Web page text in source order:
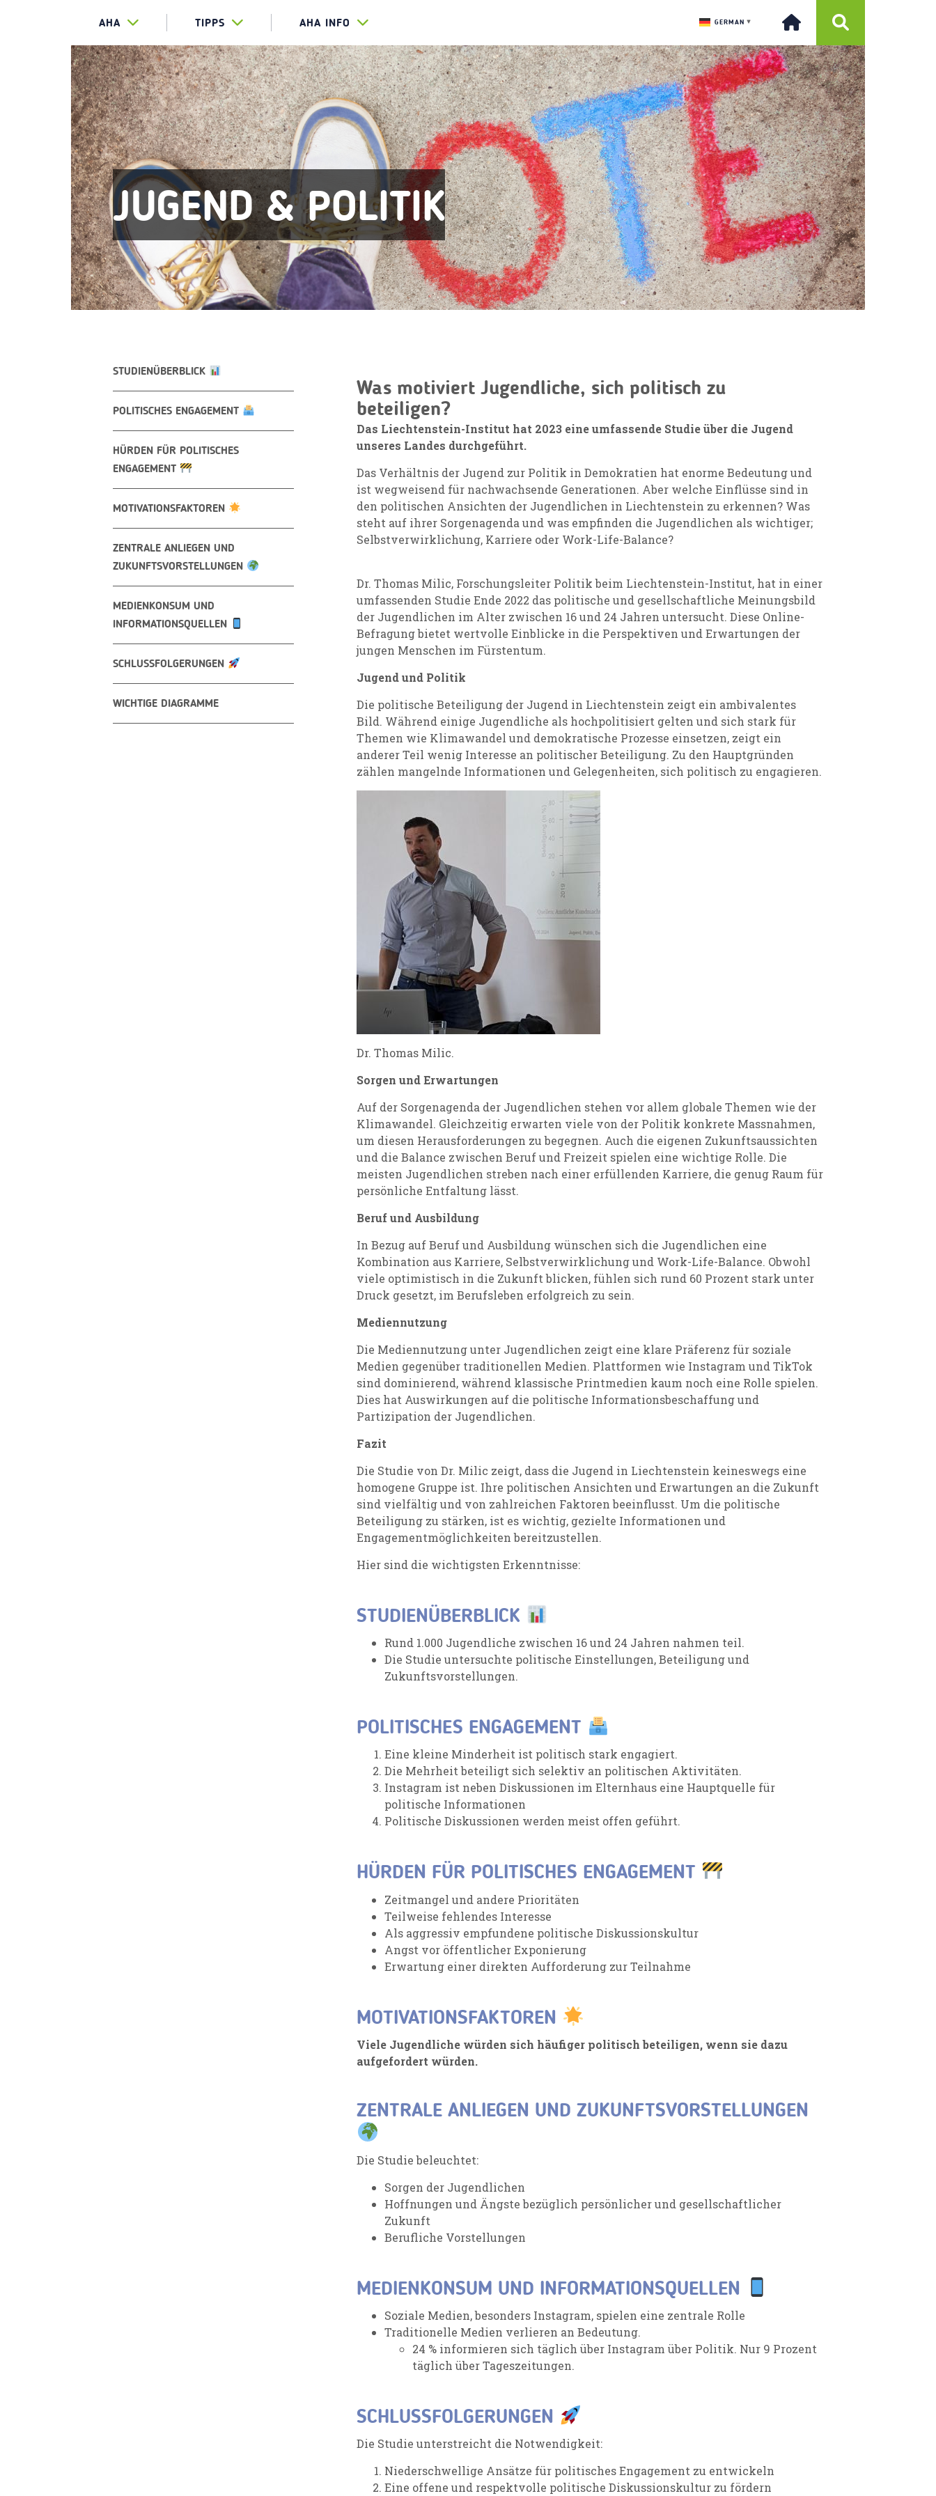
AHA TIPPS AHA INFO GERMAN ▼
JUGEND & POLITIK
STUDIENÜBERBLICK
POLITISCHES ENGAGEMENT
HÜRDEN FÜR POLITISCHES
ENGAGEMENT
MOTIVATIONSFAKTOREN
ZENTRALE ANLIEGEN UND
ZUKUNFTSVORSTELLUNGEN
MEDIENKONSUM UND
INFORMATIONSQUELLEN
SCHLUSSFOLGERUNGEN
WICHTIGE DIAGRAMME
Was motiviert Jugendliche, sich politisch zu
beteiligen?
Das Liechtenstein-Institut hat 2023 eine umfassende Studie über die Jugend
unseres Landes durchgeführt.
Das Verhältnis der Jugend zur Politik in Demokratien hat enorme Bedeutung und
ist wegweisend für nachwachsende Generationen. Aber welche Einflüsse sind in
den politischen Ansichten der Jugendlichen in Liechtenstein zu erkennen? Was
steht auf ihrer Sorgenagenda und was empfinden die Jugendlichen als wichtiger;
Selbstverwirklichung, Karriere oder Work-Life-Balance?
Dr. Thomas Milic, Forschungsleiter Politik beim Liechtenstein-Institut, hat in einer
umfassenden Studie Ende 2022 das politische und gesellschaftliche Meinungsbild
der Jugendlichen im Alter zwischen 16 und 24 Jahren untersucht. Diese Online-
Befragung bietet wertvolle Einblicke in die Perspektiven und Erwartungen der
jungen Menschen im Fürstentum.
Jugend und Politik
Die politische Beteiligung der Jugend in Liechtenstein zeigt ein ambivalentes
Bild. Während einige Jugendliche als hochpolitisiert gelten und sich stark für
Themen wie Klimawandel und demokratische Prozesse einsetzen, zeigt ein
anderer Teil wenig Interesse an politischer Beteiligung. Zu den Hauptgründen
zählen mangelnde Informationen und Gelegenheiten, sich politisch zu engagieren.
Dr. Thomas Milic.
Sorgen und Erwartungen
Auf der Sorgenagenda der Jugendlichen stehen vor allem globale Themen wie der
Klimawandel. Gleichzeitig erwarten viele von der Politik konkrete Massnahmen,
um diesen Herausforderungen zu begegnen. Auch die eigenen Zukunftsaussichten
und die Balance zwischen Beruf und Freizeit spielen eine wichtige Rolle. Die
meisten Jugendlichen streben nach einer erfüllenden Karriere, die genug Raum für
persönliche Entfaltung lässt.
Beruf und Ausbildung
In Bezug auf Beruf und Ausbildung wünschen sich die Jugendlichen eine
Kombination aus Karriere, Selbstverwirklichung und Work-Life-Balance. Obwohl
viele optimistisch in die Zukunft blicken, fühlen sich rund 60 Prozent stark unter
Druck gesetzt, im Berufsleben erfolgreich zu sein.
Mediennutzung
Die Mediennutzung unter Jugendlichen zeigt eine klare Präferenz für soziale
Medien gegenüber traditionellen Medien. Plattformen wie Instagram und TikTok
sind dominierend, während klassische Printmedien kaum noch eine Rolle spielen.
Dies hat Auswirkungen auf die politische Informationsbeschaffung und
Partizipation der Jugendlichen.
Fazit
Die Studie von Dr. Milic zeigt, dass die Jugend in Liechtenstein keineswegs eine
homogene Gruppe ist. Ihre politischen Ansichten und Erwartungen an die Zukunft
sind vielfältig und von zahlreichen Faktoren beeinflusst. Um die politische
Beteiligung zu stärken, ist es wichtig, gezielte Informationen und
Engagementmöglichkeiten bereitzustellen.
Hier sind die wichtigsten Erkenntnisse:
STUDIENÜBERBLICK
Rund 1.000 Jugendliche zwischen 16 und 24 Jahren nahmen teil.
Die Studie untersuchte politische Einstellungen, Beteiligung und
Zukunftsvorstellungen.
POLITISCHES ENGAGEMENT
Eine kleine Minderheit ist politisch stark engagiert.
Die Mehrheit beteiligt sich selektiv an politischen Aktivitäten.
Instagram ist neben Diskussionen im Elternhaus eine Hauptquelle für
politische Informationen
Politische Diskussionen werden meist offen geführt.
HÜRDEN FÜR POLITISCHES ENGAGEMENT
Zeitmangel und andere Prioritäten
Teilweise fehlendes Interesse
Als aggressiv empfundene politische Diskussionskultur
Angst vor öffentlicher Exponierung
Erwartung einer direkten Aufforderung zur Teilnahme
MOTIVATIONSFAKTOREN
Viele Jugendliche würden sich häufiger politisch beteiligen, wenn sie dazu
aufgefordert würden.
ZENTRALE ANLIEGEN UND ZUKUNFTSVORSTELLUNGEN
Die Studie beleuchtet:
Sorgen der Jugendlichen
Hoffnungen und Ängste bezüglich persönlicher und gesellschaftlicher
Zukunft
Berufliche Vorstellungen
MEDIENKONSUM UND INFORMATIONSQUELLEN
Soziale Medien, besonders Instagram, spielen eine zentrale Rolle
Traditionelle Medien verlieren an Bedeutung.
24 % informieren sich täglich über Instagram über Politik. Nur 9 Prozent
täglich über Tageszeitungen.
SCHLUSSFOLGERUNGEN
Die Studie unterstreicht die Notwendigkeit:
Niederschwellige Ansätze für politisches Engagement zu entwickeln
Eine offene und respektvolle politische Diskussionskultur zu fördern